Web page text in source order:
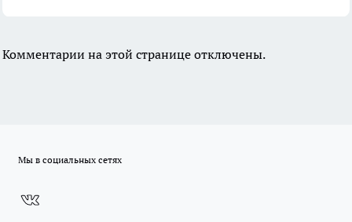
Комментарии на этой странице отключены.
Мы в социальных сетях